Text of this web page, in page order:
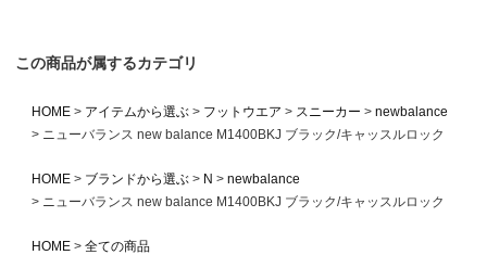
この商品が属するカテゴリ
HOME アイテムから選ぶ フットウエア スニーカー
newbalance
ニューバランス new balance M1400BKJ ブラック/キャッスルロック
HOME ブランドから選ぶ N
newbalance
ニューバランス new balance M1400BKJ ブラック/キャッスルロック
HOME
全ての商品